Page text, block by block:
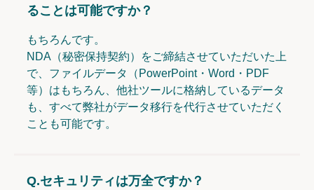
ることは可能ですか？
もちろんです。
NDA（秘密保持契約）をご締結させていただいた上
で、ファイルデータ（PowerPoint・Word・PDF
等）はもちろん、他社ツールに格納しているデータ
も、すべて弊社がデータ移行を代行させていただく
ことも可能です。
Q.セキュリティは万全ですか？